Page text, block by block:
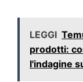
LEGGI
prodotti:
l'indagine